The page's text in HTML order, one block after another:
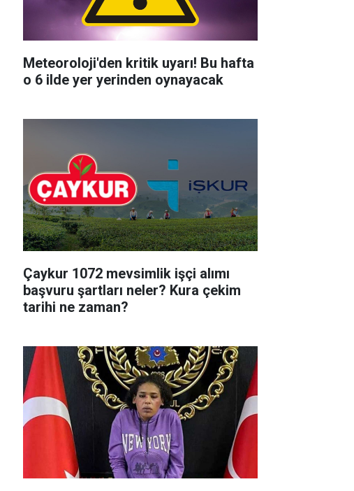
Meteoroloji'den kritik uyarı! Bu hafta
o 6 ilde yer yerinden oynayacak
Çaykur 1072 mevsimlik işçi alımı
başvuru şartları neler? Kura çekim
tarihi ne zaman?